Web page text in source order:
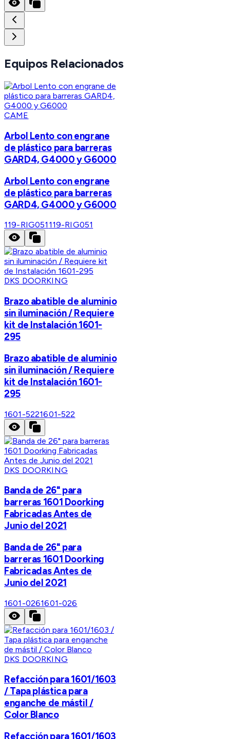
Equipos Relacionados
CAME
Arbol Lento con engrane
de plástico para barreras
GARD4, G4000 y G6000
Arbol Lento con engrane
de plástico para barreras
GARD4, G4000 y G6000
119-RIG051 119-RIG051
DKS DOORKING
Brazo abatible de aluminio
sin iluminación / Requiere
kit de Instalación 1601-
295
Brazo abatible de aluminio
sin iluminación / Requiere
kit de Instalación 1601-
295
1601-5221601-522
DKS DOORKING
Banda de 26" para
barreras 1601 Doorking
Fabricadas Antes de
Junio del 2021
Banda de 26" para
barreras 1601 Doorking
Fabricadas Antes de
Junio del 2021
1601-0261601-026
DKS DOORKING
Refacción para 1601/1603
/ Tapa plástica para
enganche de mástil /
Color Blanco
Refacción para 1601/1603